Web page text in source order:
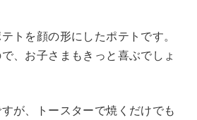
トを顔の形にしたポテトです。
、お子さまもきっと喜ぶでしょ
が、トースターで焼くだけでも